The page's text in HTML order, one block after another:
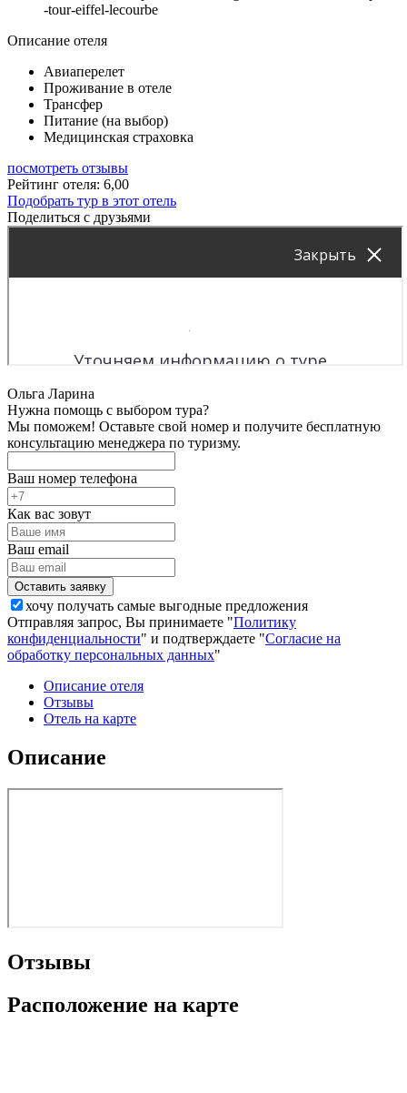
-tour-eiffel-lecourbe
Описание отеля
Авиаперелет
Проживание в отеле
Трансфер
Питание (на выбор)
Медицинская страховка
посмотреть отзывы
Рейтинг отеля: 6,00
Подобрать тур в этот отель
Поделиться с друзьями
Ольга Ларина
Нужна помощь с выбором тура?
Мы поможем! Оставьте свой номер и получите бесплатную
консультацию менеджера по туризму.
Ваш номер телефона
Как вас зовут
Ваш email
хочу получать самые выгодные предложения
Отправляя запрос, Вы принимаете "Политику
конфиденциальности" и подтверждаете "Согласие на
обработку персональных данных"
Описание отеля
Отзывы
Отель на карте
Описание
Отзывы
Расположение на карте